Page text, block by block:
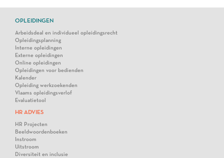
OPLEIDINGEN
Arbeidsdeal en individueel opleidingsrecht
Opleidingsplanning
Interne opleidingen
Externe opleidingen
Online opleidingen
Opleidingen voor bedienden
Kalender
Opleiding werkzoekenden
Vlaams opleidingsverlof
Evaluatietool
HR ADVIES
HR Projecten
Beeldwoordenboeken
Instroom
Uitstroom
Diversiteit en inclusie